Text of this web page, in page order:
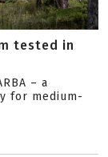
tested in
– a
for medium-